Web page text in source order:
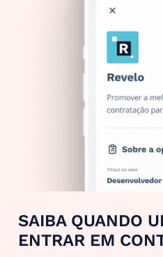
SAIBA QUANDO
ENTRAR EM